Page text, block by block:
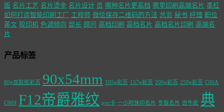
版 名片工艺 名片烫金 名片设计 员 哪种名片更高档 哪里印刷高端名片 墨杠
如何打造智能印刷工厂 工程师 微信保存二维码的方法 总监 秘书 经理 职位
英文 胶印机 色调倾向 部长 顾问 高档印刷 高档名片 高档名片印刷 高端名
片
产品标签
80g双胶纸彩页 90x54mm 105g彩页 157g彩页 200g彩页 250g彩页 C00A
C009 F12帝爵雅纹 pvc卡 一小时快印名片 专版名片 仿牛皮 典